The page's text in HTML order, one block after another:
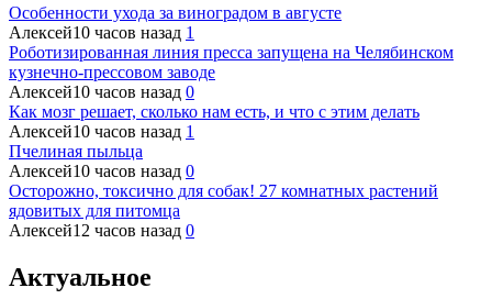
Особенности ухода за виноградом в августе
Алексей10 часов назад 1
Роботизированная линия пресса запущена на Челябинском
кузнечно-прессовом заводе
Алексей10 часов назад 0
Как мозг решает, сколько нам есть, и что с этим делать
Алексей10 часов назад 1
Пчелиная пыльца
Алексей10 часов назад 0
Осторожно, токсично для собак! 27 комнатных растений
ядовитых для питомца
Алексей12 часов назад 0
Актуальное